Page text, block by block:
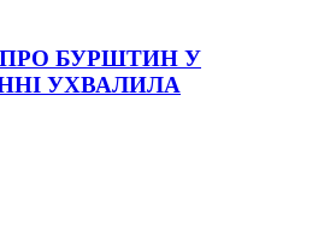
БУРШТИН У
УХВАЛИЛА